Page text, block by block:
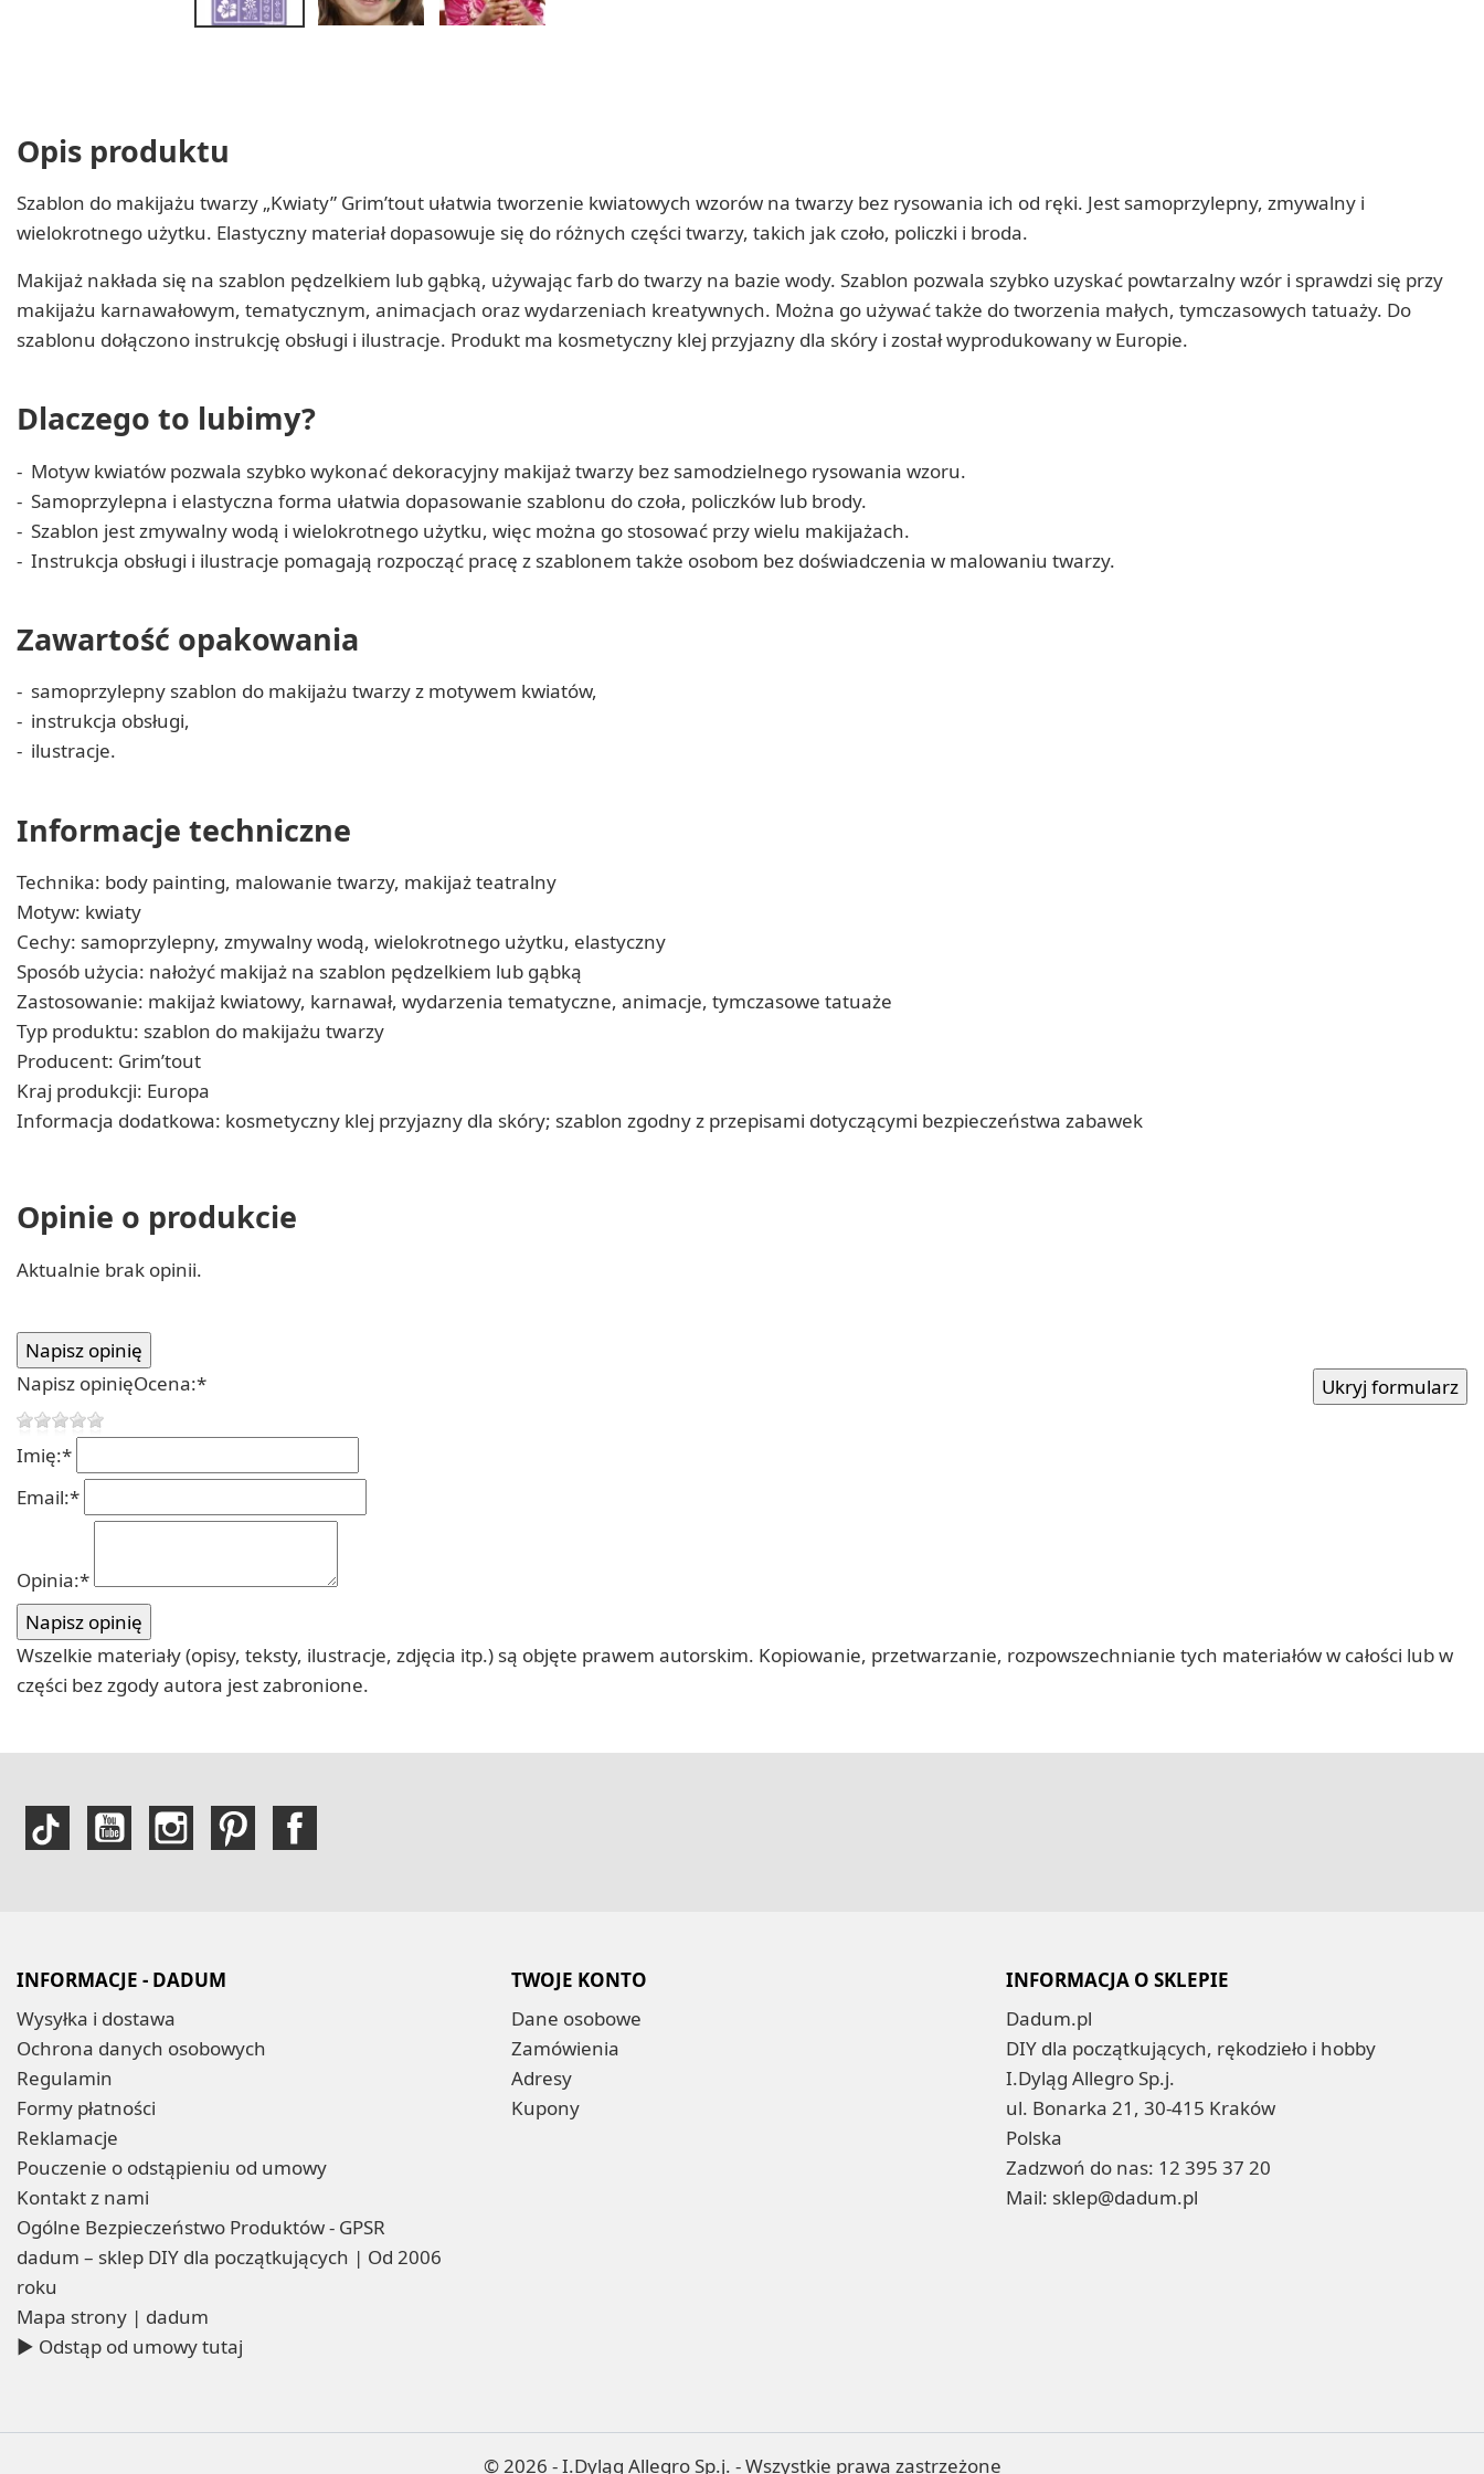
Opis produktu
Szablon do makijażu twarzy „Kwiaty” Grim’tout ułatwia tworzenie kwiatowych wzorów na twarzy bez rysowania ich od ręki. Jest samoprzylepny, zmywalny i
wielokrotnego użytku. Elastyczny materiał dopasowuje się do różnych części twarzy, takich jak czoło, policzki i broda.
Makijaż nakłada się na szablon pędzelkiem lub gąbką, używając farb do twarzy na bazie wody. Szablon pozwala szybko uzyskać powtarzalny wzór i sprawdzi się przy
makijażu karnawałowym, tematycznym, animacjach oraz wydarzeniach kreatywnych. Można go używać także do tworzenia małych, tymczasowych tatuaży. Do
szablonu dołączono instrukcję obsługi i ilustracje. Produkt ma kosmetyczny klej przyjazny dla skóry i został wyprodukowany w Europie.
Dlaczego to lubimy?
Motyw kwiatów pozwala szybko wykonać dekoracyjny makijaż twarzy bez samodzielnego rysowania wzoru.
Samoprzylepna i elastyczna forma ułatwia dopasowanie szablonu do czoła, policzków lub brody.
Szablon jest zmywalny wodą i wielokrotnego użytku, więc można go stosować przy wielu makijażach.
Instrukcja obsługi i ilustracje pomagają rozpocząć pracę z szablonem także osobom bez doświadczenia w malowaniu twarzy.
Zawartość opakowania
samoprzylepny szablon do makijażu twarzy z motywem kwiatów,
instrukcja obsługi,
ilustracje.
Informacje techniczne
Technika: body painting, malowanie twarzy, makijaż teatralny
Motyw: kwiaty
Cechy: samoprzylepny, zmywalny wodą, wielokrotnego użytku, elastyczny
Sposób użycia: nałożyć makijaż na szablon pędzelkiem lub gąbką
Zastosowanie: makijaż kwiatowy, karnawał, wydarzenia tematyczne, animacje, tymczasowe tatuaże
Typ produktu: szablon do makijażu twarzy
Producent: Grim’tout
Kraj produkcji: Europa
Informacja dodatkowa: kosmetyczny klej przyjazny dla skóry; szablon zgodny z przepisami dotyczącymi bezpieczeństwa zabawek
Opinie o produkcie
Aktualnie brak opinii.
Napisz opinięOcena:*
Imię:*
Email:*
Opinia:*
Wszelkie materiały (opisy, teksty, ilustracje, zdjęcia itp.) są objęte prawem autorskim. Kopiowanie, przetwarzanie, rozpowszechnianie tych materiałów w całości lub w
części bez zgody autora jest zabronione.
INFORMACJE - DADUM
Wysyłka i dostawa
Ochrona danych osobowych
Regulamin
Formy płatności
Reklamacje
Pouczenie o odstąpieniu od umowy
Kontakt z nami
Ogólne Bezpieczeństwo Produktów - GPSR
dadum – sklep DIY dla początkujących | Od 2006
roku
Mapa strony | dadum
▶ Odstąp od umowy tutaj
TWOJE KONTO
Dane osobowe
Zamówienia
Adresy
Kupony
INFORMACJA O SKLEPIE
Dadum.pl
DIY dla początkujących, rękodzieło i hobby
I.Dyląg Allegro Sp.j.
ul. Bonarka 21, 30-415 Kraków
Polska
Zadzwoń do nas: 12 395 37 20
Mail: sklep@dadum.pl
© 2026 - I.Dyląg Allegro Sp.j. - Wszystkie prawa zastrzeżone